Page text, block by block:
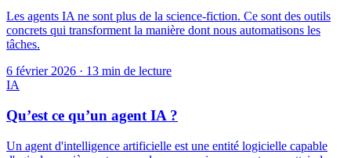
Les agents IA ne sont plus de la science-fiction. Ce sont des outils
concrets qui transforment la manière dont nous automatisons les
tâches.
6 février 2026 · 13 min de lecture
IA
Qu’est ce qu’un agent IA ?
Un agent d'intelligence artificielle est une entité logicielle capable